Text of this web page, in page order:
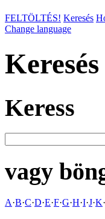
FELTÖLTÉS! Keresés
Change language
Keresés
Keress
vagy
A·B·C·D·E·F·G·H·I·J·K·